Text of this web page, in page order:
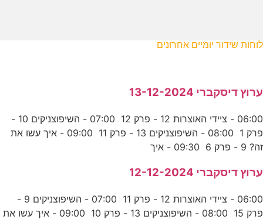
לוחות שידור יומיים אחרונים
ערוץ דיסקברי 13-12-2024
06:00 - ציידי האוצרות 12 - פרק 12 07:00 - השיפוצניקים 10 -
פרק 1 08:00 - השיפוצניקים 13 - פרק 11 09:00 - איך עשו את
זה? 9 - פרק 6 09:30 - איך
ערוץ דיסקברי 12-12-2024
06:00 - ציידי האוצרות 12 - פרק 11 07:00 - השיפוצניקים 9 -
פרק 15 08:00 - השיפוצניקים 13 - פרק 10 09:00 - איך עשו את